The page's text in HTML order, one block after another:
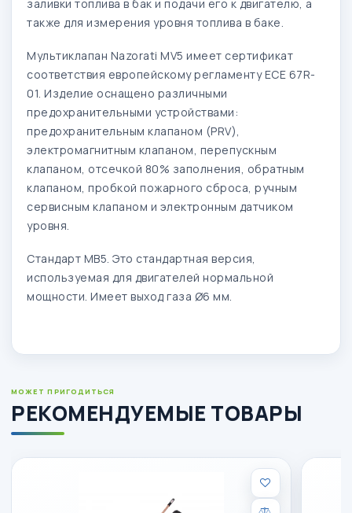
заливки топлива в бак и подачи его к двигателю, а
также для измерения уровня топлива в баке.
Мультиклапан Nazorati MV5 имеет сертификат
соответствия европейскому регламенту ECE 67R-
01. Изделие оснащено различными
предохранительными устройствами:
предохранительным клапаном (PRV),
электромагнитным клапаном, перепускным
клапаном, отсечкой 80% заполнения, обратным
клапаном, пробкой пожарного сброса, ручным
сервисным клапаном и электронным датчиком
уровня.
Стандарт МВ5. Это стандартная версия,
используемая для двигателей нормальной
мощности. Имеет выход газа Ø6 мм.
МОЖЕТ ПРИГОДИТЬСЯ
РЕКОМЕНДУЕМЫЕ ТОВАРЫ